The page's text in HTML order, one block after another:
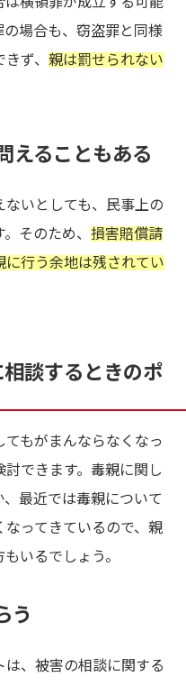
場合も、窃盗罪と同様
ず、 親は罰せられない
えることもある
いとしても、民事上の
そのため、 損害賠償請
行う余地は残されてい
談するときのポ
もがまんならなくなっ
できます。毒親に関し
最近では毒親について
ってきているので、親
いるでしょう。
う
、被害の相談に関する